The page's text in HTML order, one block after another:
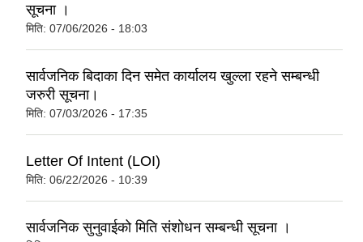
सूचना ।
मिति: 07/06/2026 - 18:03
सार्वजनिक बिदाका दिन समेत कार्यालय खुल्ला रहने सम्बन्धी
जरुरी सूचना।
मिति: 07/03/2026 - 17:35
Letter Of Intent (LOI)
मिति: 06/22/2026 - 10:39
सार्वजनिक सुनुवाईको मिति संशोधन सम्बन्धी सूचना ।